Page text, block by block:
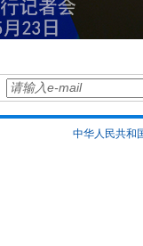
中华人民共和